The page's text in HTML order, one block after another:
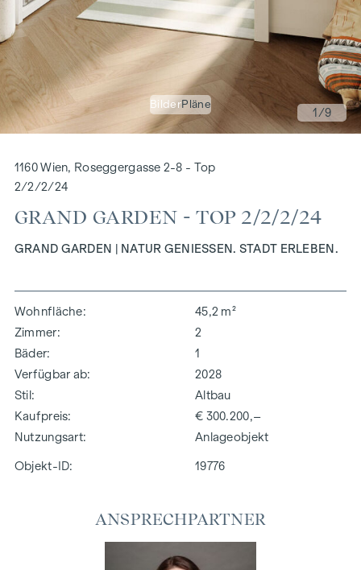
BilderPläne
1/9
1160 Wien, Roseggergasse 2-8 - Top
2/2/2/24
GRAND GARDEN - TOP 2/2/2/24
GRAND GARDEN | NATUR GENIESSEN. STADT ERLEBEN.
Wohnfläche
45,2 m²
Zimmer
2
Bäder
1
Verfügbar ab
2028
Stil
Altbau
Kaufpreis
€ 300.200,–
Nutzungsart
Anlageobjekt
Objekt-ID: 19776
ANSPRECHPARTNER